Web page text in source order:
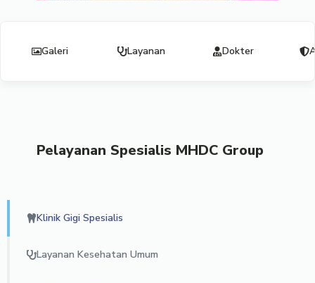
Galeri Layanan Dokter
Pelayanan Spesialis MHDC Group
Klinik Gigi Spesialis
Layanan Kesehatan Umum